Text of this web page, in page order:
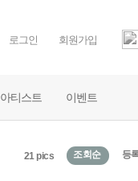
로그인 회원가입
아티스트 이벤트
21 pics 조회순 등